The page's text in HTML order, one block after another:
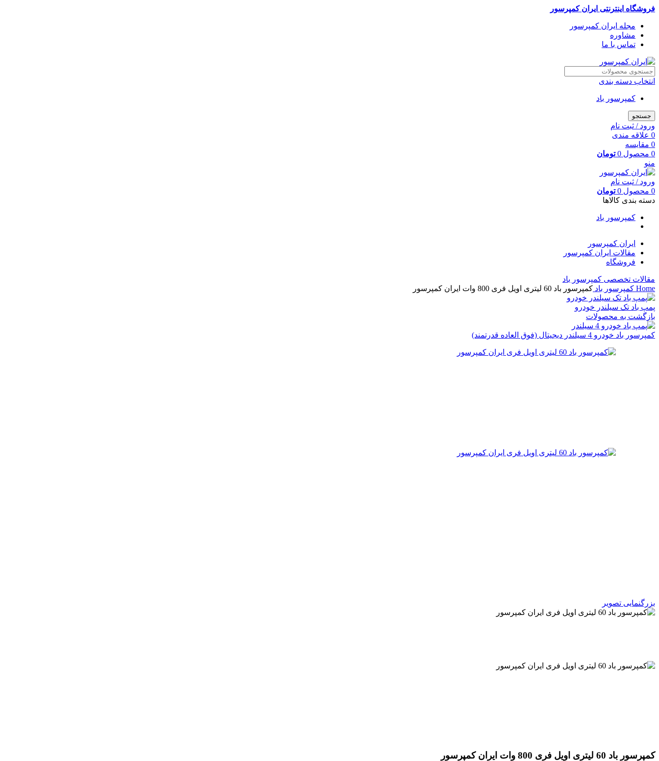
فروشگاه اینترنتی ایران کمپرسور
مجله ایران کمپرسور
مشاوره
تماس با ما
انتخاب دسته بندی
کمپرسور باد
جستجو
ورود / ثبت نام
0 علاقه مندی
0 مقایسه
0 محصول 0 تومان
منو
ورود / ثبت نام
0 محصول 0 تومان
دسته بندی کالاها
کمپرسور باد
ایران کمپرسور
مقالات ایران کمپرسور
فروشگاه
مقالات تخصصی کمپرسور باد
Home کمپرسور باد کمپرسور باد 60 لیتری اویل فری 800 وات ایران کمپرسور
پمپ باد تک سیلندر خودرو
بازگشت به محصولات
کمپرسور باد خودرو 4 سیلندر دیجیتال (فوق العاده قدرتمند)
بزرگنمایی تصویر
کمپرسور باد 60 لیتری اویل فری 800 وات ایران کمپرسور